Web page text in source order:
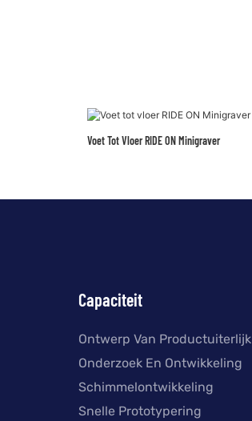
Voet Tot Vloer RIDE ON Minigraver
Capaciteit
Ontwerp Van Productuiterlijk
Onderzoek En Ontwikkeling
Schimmelontwikkeling
Snelle Prototypering